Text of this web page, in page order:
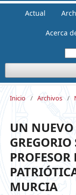
Actual
Acerca
Inicio / Archivos /
UN
MURCIA